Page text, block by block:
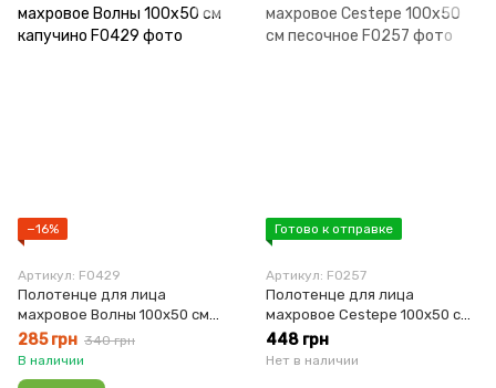
−16%
Артикул: F0429
Полотенце для лица
махровое Волны 100х50 см
капучино
285 грн 340 грн
В наличии
Готово к отправке
Артикул: F0257
Полотенце для лица
махровое Cestepe 100х50 см
песочное
448 грн
Нет в наличии